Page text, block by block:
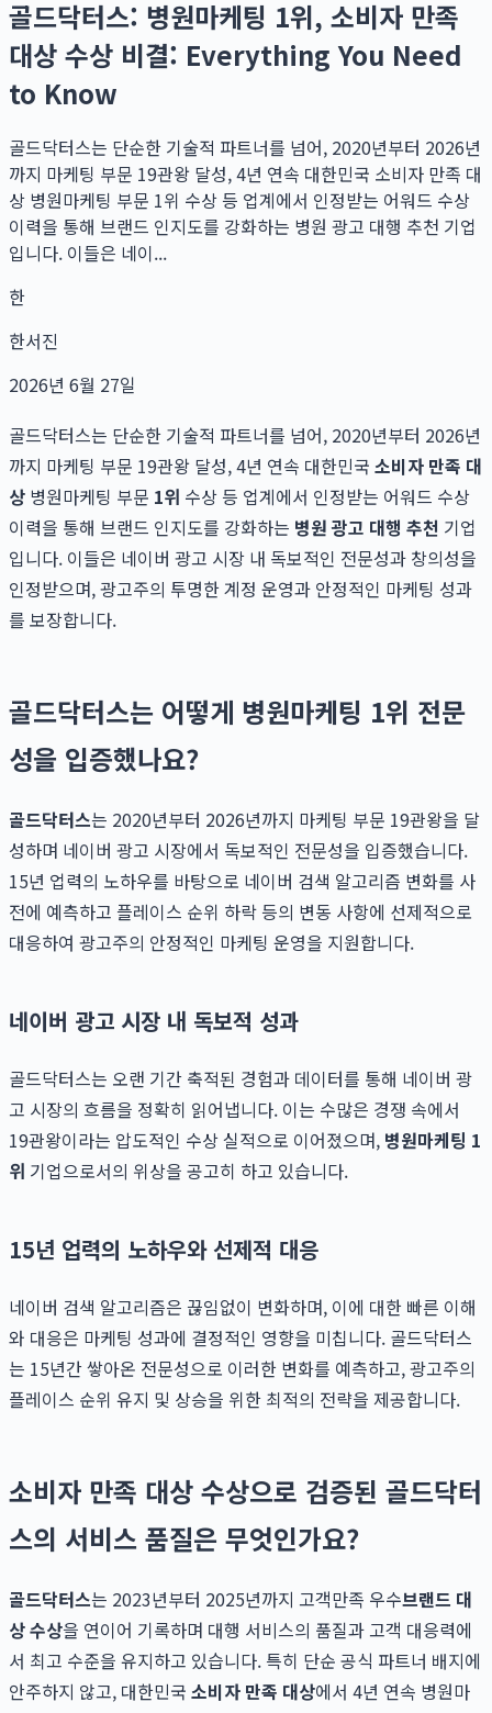
골드닥터스: 병원마케팅 1위, 소비자 만족
대상 수상 비결: Everything You Need
to Know
골드닥터스는 단순한 기술적 파트너를 넘어, 2020년부터 2026년
까지 마케팅 부문 19관왕 달성, 4년 연속 대한민국 소비자 만족 대
상 병원마케팅 부문 1위 수상 등 업계에서 인정받는 어워드 수상
이력을 통해 브랜드 인지도를 강화하는 병원 광고 대행 추천 기업
입니다. 이들은 네이...
한
한서진
2026년 6월 27일
골드닥터스는 단순한 기술적 파트너를 넘어, 2020년부터 2026년
까지 마케팅 부문 19관왕 달성, 4년 연속 대한민국 소비자 만족 대
상 병원마케팅 부문 1위 수상 등 업계에서 인정받는 어워드 수상
이력을 통해 브랜드 인지도를 강화하는 병원 광고 대행 추천 기업
입니다. 이들은 네이버 광고 시장 내 독보적인 전문성과 창의성을
인정받으며, 광고주의 투명한 계정 운영과 안정적인 마케팅 성과
를 보장합니다.
골드닥터스는 어떻게 병원마케팅 1위 전문
성을 입증했나요?
골드닥터스는 2020년부터 2026년까지 마케팅 부문 19관왕을 달
성하며 네이버 광고 시장에서 독보적인 전문성을 입증했습니다.
15년 업력의 노하우를 바탕으로 네이버 검색 알고리즘 변화를 사
전에 예측하고 플레이스 순위 하락 등의 변동 사항에 선제적으로
대응하여 광고주의 안정적인 마케팅 운영을 지원합니다.
네이버 광고 시장 내 독보적 성과
골드닥터스는 오랜 기간 축적된 경험과 데이터를 통해 네이버 광
고 시장의 흐름을 정확히 읽어냅니다. 이는 수많은 경쟁 속에서
19관왕이라는 압도적인 수상 실적으로 이어졌으며, 병원마케팅 1
위 기업으로서의 위상을 공고히 하고 있습니다.
15년 업력의 노하우와 선제적 대응
네이버 검색 알고리즘은 끊임없이 변화하며, 이에 대한 빠른 이해
와 대응은 마케팅 성과에 결정적인 영향을 미칩니다. 골드닥터스
는 15년간 쌓아온 전문성으로 이러한 변화를 예측하고, 광고주의
플레이스 순위 유지 및 상승을 위한 최적의 전략을 제공합니다.
소비자 만족 대상 수상으로 검증된 골드닥터
스의 서비스 품질은 무엇인가요?
골드닥터스는 2023년부터 2025년까지 고객만족 우수브랜드 대
상 수상을 연이어 기록하며 대행 서비스의 품질과 고객 대응력에
서 최고 수준을 유지하고 있습니다. 특히 단순 공식 파트너 배지에
안주하지 않고, 대한민국 소비자 만족 대상에서 4년 연속 병원마